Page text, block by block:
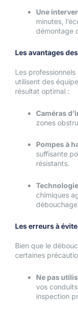
Une
minutes,
démontage
Les avantages
Les professionnels
utilisent des
résultat optimal :
Caméras
zones
Pompes à
suffisante
résistants.
chimiques
Les erreurs à
Bien que le
certaines
Ne pas
vos
inspection